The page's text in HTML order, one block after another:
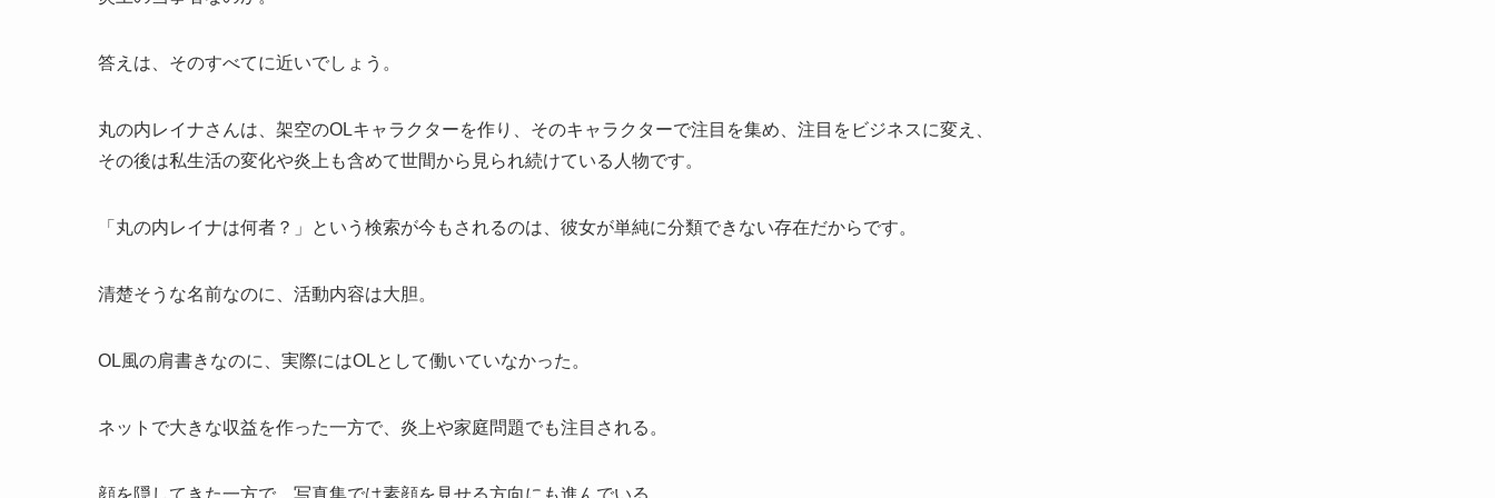
答えは、そのすべてに近いでしょう。
丸の内レイナさんは、架空のOLキャラクターを作り、そのキャラクターで注目を集め、注目をビジネスに変え、
その後は私生活の変化や炎上も含めて世間から見られ続けている人物です。
「丸の内レイナは何者？」という検索が今もされるのは、彼女が単純に分類できない存在だからです。
清楚そうな名前なのに、活動内容は大胆。
OL風の肩書きなのに、実際にはOLとして働いていなかった。
ネットで大きな収益を作った一方で、炎上や家庭問題でも注目される。
顔を隠してきた一方で、写真集では素顔を見せる方向にも進んでいる。